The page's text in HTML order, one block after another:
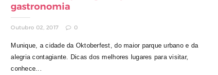
gastronomia
Outubro 02, 2017 0
Munique, a cidade da Oktoberfest, do maior parque urbano e da
alegria contagiante. Dicas dos melhores lugares para visitar,
conhece...